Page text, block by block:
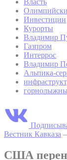
Инвестиции
Курорты
Владимир
Газпром
Интеррос
Владимир
Альпика-
Вестник Кавказа
США